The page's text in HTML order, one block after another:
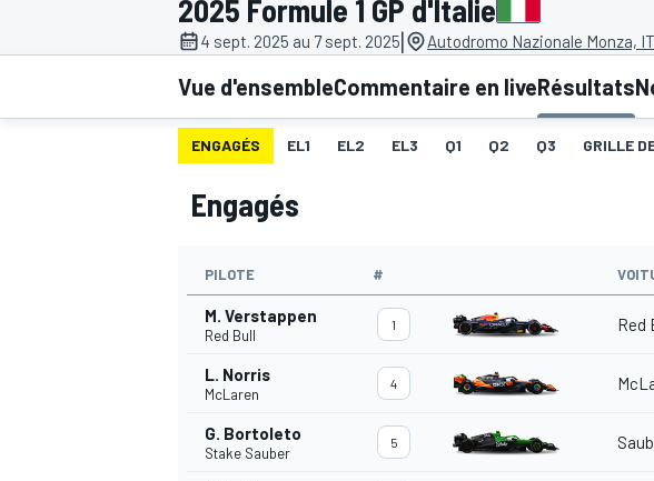
2025 Formule 1 GP d'Italie
4 sept. 2025 au 7 sept. 2025| Autodromo Nazionale Monza, IT
Vue d'ensembleCommentaire en liveRésultats
ENGAGÉS EL1 EL2 EL3 Q1 Q2 Q3 GRILLE
Engagés
PILOTE #
M. Verstappen
Red Bull
1 Red
L. Norris
McLaren
4
G. Bortoleto
Stake Sauber
5